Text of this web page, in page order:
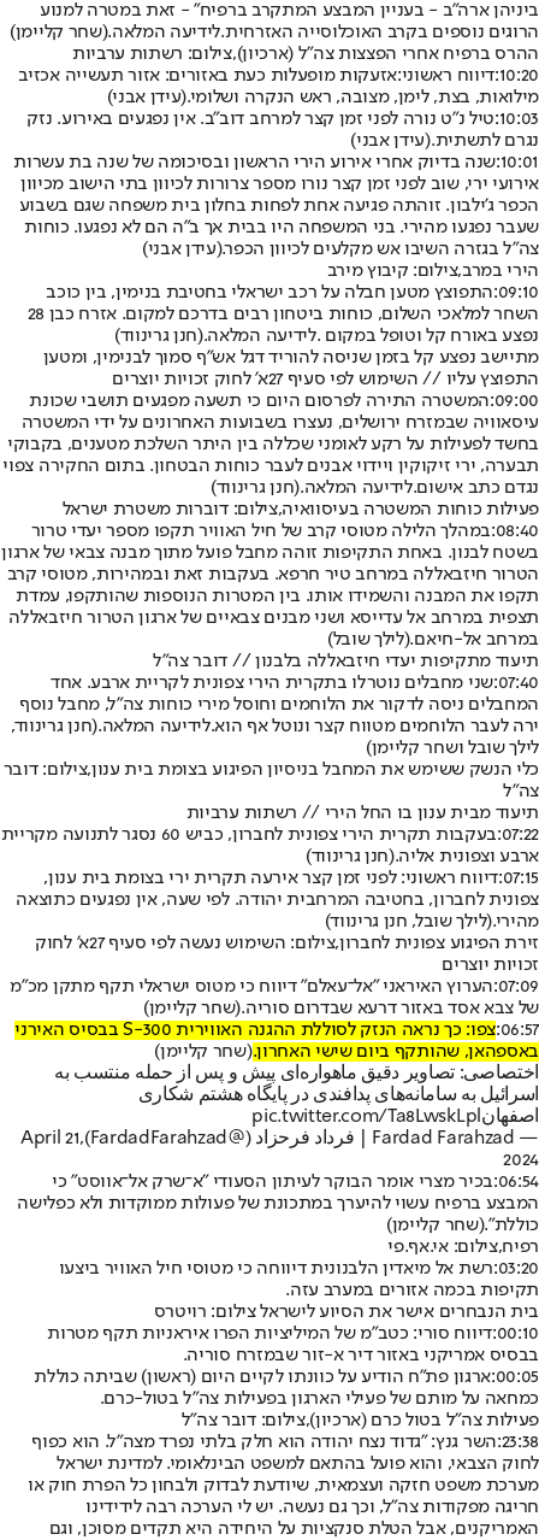
ביניהן ארה"ב - בעניין המבצע המתקרב ברפיח" - זאת במטרה למנוע
הרוגים נוספים בקרב האוכלוסייה האזרחית.לידיעה המלאה.(שחר קליימן)
ההרס ברפיח אחרי הפצצות צה"ל (ארכיון),צילום: רשתות ערביות
10:20: דיווח ראשוני:אזעקות מופעלות כעת באזורים: אזור תעשייה אכזיב
מילואות, בצת, לימן, מצובה, ראש הנקרה ושלומי.(עידן אבני)
10:03: טיל נ"ט נורה לפני זמן קצר למרחב דוב"ב. אין נפגעים באירוע. נזק
נגרם לתשתית.(עידן אבני)
10:01: שנה בדיוק אחרי אירוע הירי הראשון ובסיכומה של שנה בת עשרות
אירועי ירי, שוב לפני זמן קצר נורו מספר צרורות לכיוון בתי הישוב מכיוון
הכפר ג'ילבון. זוהתה פגיעה אחת לפחות בחלון בית משפחה שגם בשבוע
שעבר נפגעו מהירי. בני המשפחה היו בבית אך ב"ה הם לא נפגעו. כוחות
צה"ל בגזרה השיבו אש מקלעים לכיוון הכפר.(עידן אבני)
הירי במרב,צילום: קיבוץ מירב
09:10: התפוצץ מטען חבלה על רכב ישראלי בחטיבת בנימין, בין כוכב
השחר למלאכי השלום, כוחות ביטחון רבים בדרכם למקום. אזרח כבן 28
נפצע באורח קל וטופל במקום .לידיעה המלאה.(חנן גרינווד)
מתיישב נפצע קל בזמן שניסה להוריד דגל אש״ף סמוך לבנימין, ומטען
התפוצץ עליו // השימוש לפי סעיף 27א' לחוק זכויות יוצרים
09:00: המשטרה התירה לפרסום היום כי תשעה מפגעים תושבי שכונת
עיסאוויה שבמזרח ירושלים, נעצרו בשבועות האחרונים על ידי המשטרה
בחשד לפעילות על רקע לאומני שכללה בין היתר השלכת מטענים, בקבוקי
תבערה, ירי זיקוקין ויידוי אבנים לעבר כוחות הבטחון. בתום החקירה צפוי
נגדם כתב אישום.לידיעה המלאה.(חנן גרינווד)
פעילות כוחות המשטרה בעיסוואיה,צילום: דוברות משטרת ישראל
08:40: במהלך הלילה מטוסי קרב של חיל האוויר תקפו מספר יעדי טרור
בשטח לבנון. באחת התקיפות זוהה מחבל פועל מתוך מבנה צבאי של ארגון
הטרור חיזבאללה במרחב טיר חרפא. בעקבות זאת ובמהירות, מטוסי קרב
תקפו את המבנה והשמידו אותו. בין המטרות הנוספות שהותקפו, עמדת
תצפית במרחב אל עדייסא ושני מבנים צבאיים של ארגון הטרור חיזבאללה
במרחב אל-חיאם.(לילך שובל)
תיעוד מתקיפות יעדי חיזבאללה בלבנון // דובר צה"ל
07:40: שני מחבלים נוטרלו בתקרית הירי צפונית לקריית ארבע. אחד
המחבלים ניסה לדקור את הלוחמים וחוסל מירי כוחות צה"ל, מחבל נוסף
ירה לעבר הלוחמים מטווח קצר ונוטל אף הוא.לידיעה המלאה.(חנן גרינווד,
לילך שובל ושחר קליימן)
כלי הנשק ששימש את המחבל בניסיון הפיגוע בצומת בית ענון,צילום: דובר
צה"ל
תיעוד מבית ענון בו החל הירי // רשתות ערביות
07:22:
בעקבות תקרית הירי צפונית לחברון, כביש 60 נסגר לתנועה מקריית
ארבע וצפונית אליה.(חנן גרינווד)
07:15: דיווח ראשוני: לפני זמן קצר אירעה תקרית ירי בצומת בית ענון,
צפונית לחברון, בחטיבה המרחבית יהודה. לפי שעה, אין נפגעים כתוצאה
מהירי.(לילך שובל, חנן גרינווד)
זירת הפיגוע צפונית לחברון,צילום: השימוש נעשה לפי סעיף 27א' לחוק
זכויות יוצרים
07:09: הערוץ האיראני "אל־עאלם" דיווח כי מטוס ישראלי תקף מתקן מכ"מ
של צבא אסד באזור דרעא שבדרום סוריה.(שחר קליימן)
06:57:
צפו: כך נראה הנזק לסוללת ההגנה האווירית S-300 בבסיס האירני
באספהאן, שהותקף ביום שישי האחרון.(שחר קליימן)
اختصاصی: تصاویر دقیق ماهواره‌ای پیش و پس از حمله منتسب به
اسرائیل به سامانه‌های پدافندی در پایگاه هشتم شکاری
اصفهان pic.twitter.com/Ta8LwskLpl
— Fardad Farahzad | فرداد فرحزاد (@FardadFarahzad)
April 21,
2024
06:54: בכיר מצרי אומר הבוקר לעיתון הסעודי "א־שרק אל־אווסט" כי
המבצע ברפיח עשוי להיערך במתכונת של פעולות ממוקדות ולא כפלישה
כוללת".(שחר קליימן)
רפיח,צילום: אי.אף.פי
03:20: רשת אל מיאדין הלבנונית דיווחה כי מטוסי חיל האוויר ביצעו
תקיפות בכמה אזורים במערב עזה.
בית הנבחרים אישר את הסיוע לישראל צילום: רויטרס
00:10: דיווח סורי: כטב"מ של המיליציות הפרו איראניות תקף מטרות
בבסיס אמריקני באזור דיר א-זור שבמזרח סוריה.
00:05: ארגון פת"ח הודיע על כוונתו לקיים היום (ראשון) שביתה כוללת
כמחאה על מותם של פעילי הארגון בפעילות צה"ל בטול-כרם.
פעילות צה"ל בטול כרם (ארכיון),צילום: דובר צה"ל
23:38: השר גנץ: ״גדוד נצח יהודה הוא חלק בלתי נפרד מצה״ל. הוא כפוף
לחוק הצבאי, והוא פועל בהתאם למשפט הבינלאומי. למדינת ישראל
מערכת משפט חזקה ועצמאית, שיודעת לבדוק ולבחון כל הפרת חוק או
חריגה מפקודות צה״ל, וכך גם נעשה. יש לי הערכה רבה לידידינו
האמריקנים, אבל הטלת סנקציות על היחידה היא תקדים מסוכן, וגם